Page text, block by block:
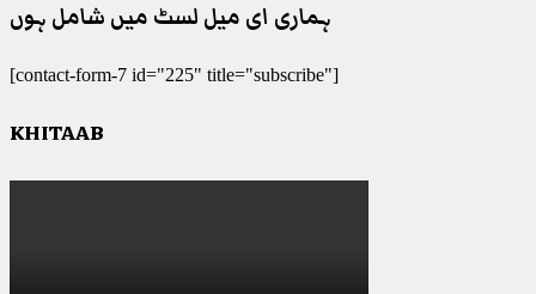
ہماری ای میل لسٹ میں شامل ہوں
[contact-form-7 id="225" title="subscribe"]
KHITAAB